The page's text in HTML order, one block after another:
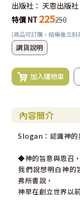
出版社： 天恩出版社
特價 NT 225250
(商品可訂購，結帳後立刻
調貨說明
加入購物車
內容簡介
Slogan：認識神的
◆神的旨意與恩召
我們說想明白神的
弗所書說，
神早在創立世界以